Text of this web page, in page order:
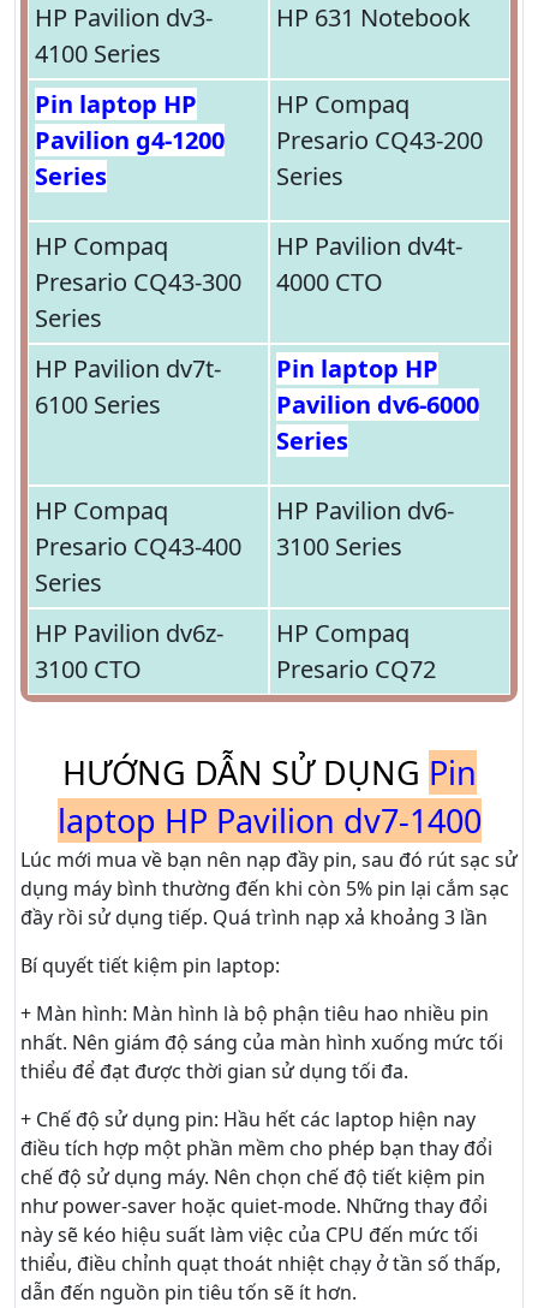
HP Pavilion dv3-
4100 Series
HP 631 Notebook
Pin laptop HP
Pavilion g4-1200
Series
HP Compaq
Presario CQ43-200
Series
HP Compaq
Presario CQ43-300
Series
HP Pavilion dv4t-
4000 CTO
HP Pavilion dv7t-
6100 Series
Pin laptop HP
Pavilion dv6-6000
Series
HP Compaq
Presario CQ43-400
Series
HP Pavilion dv6-
3100 Series
HP Pavilion dv6z-
3100 CTO
HP Compaq
Presario CQ72
HƯỚNG DẪN SỬ DỤNG Pin
laptop HP Pavilion dv7-1400
Lúc mới mua về bạn nên nạp đầy pin, sau đó rút sạc sử
dụng máy bình thường đến khi còn 5% pin lại cắm sạc
đầy rồi sử dụng tiếp. Quá trình nạp xả khoảng 3 lần
Bí quyết tiết kiệm pin laptop:
+ Màn hình: Màn hình là bộ phận tiêu hao nhiều pin
nhất. Nên giám độ sáng của màn hình xuống mức tối
thiểu để đạt được thời gian sử dụng tối đa.
+ Chế độ sử dụng pin: Hầu hết các laptop hiện nay
điều tích hợp một phần mềm cho phép bạn thay đổi
chế độ sử dụng máy. Nên chọn chế độ tiết kiệm pin
như power-saver hoặc quiet-mode. Những thay đổi
này sẽ kéo hiệu suất làm việc của CPU đến mức tối
thiểu, điều chỉnh quạt thoát nhiệt chạy ở tần số thấp,
dẫn đến nguồn pin tiêu tốn sẽ ít hơn.